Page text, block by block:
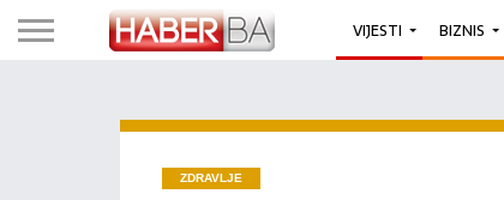
VIJESTI BIZNIS
ZDRAVLJE